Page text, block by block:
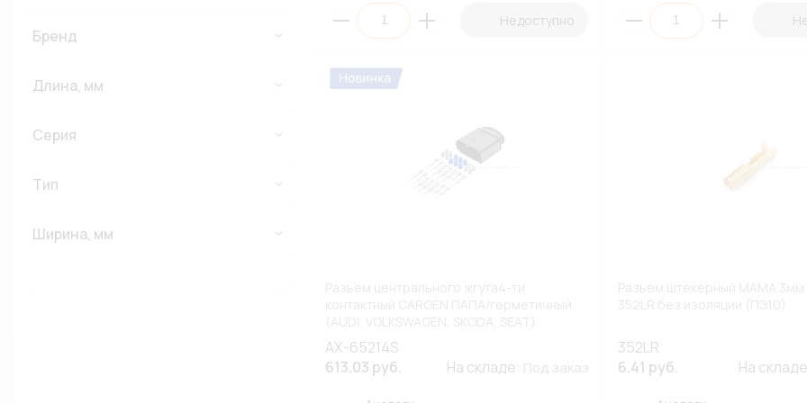
Бренд
Длина, мм
Серия
Тип
Ширина, мм
Недоступно
1J0973837
AX-65214S
613.03 руб.
На складе:
352LR
6.41 руб.
На